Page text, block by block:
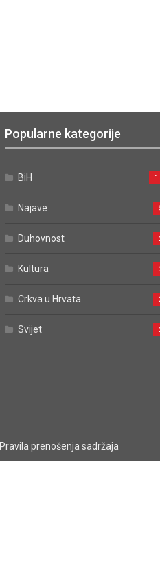
Popularne kategorije
BiH
Najave
Duhovnost
Kultura
Crkva u Hrvata
Svijet
Pravila prenošenja sadržaja